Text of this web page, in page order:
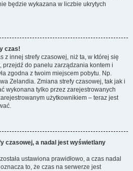
będzie wykazana w liczbie ukrytych
czas!
z innej strefy czasowej, niż ta, w której się
przejdź do panelu zarządzania kontem i
zgodna z twoim miejscem pobytu. Np.
Zelandia. Zmiana strefy czasowej, tak jak i
wykonana tylko przez zarejestrowanych
użytkownikiem – teraz jest
czasowej, a nadal jest wyświetlany
ustawiona prawidłowo, a czas nadal
to, że czas na serwerze jest